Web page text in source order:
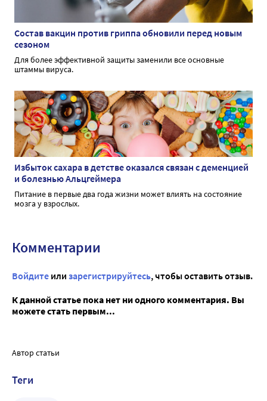
Состав вакцин против гриппа обновили перед новым
сезоном
Для более эффективной защиты заменили все основные
штаммы вируса.
Избыток сахара в детстве оказался связан с деменцией
и болезнью Альцгеймера
Питание в первые два года жизни может влиять на состояние
мозга у взрослых.
Комментарии
Войдите или зарегистрируйтесь, чтобы оставить отзыв.
К данной статье пока нет ни одного комментария. Вы
можете стать первым...
Автор статьи
Теги